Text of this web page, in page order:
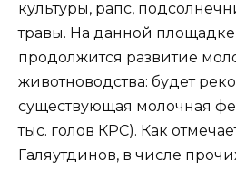
культуры, рапс,
травы. На данной площадке
продолжится развитие
животноводства: будет
существующая молочная
тыс. голов КРС). Как
Галяутдинов, в числе